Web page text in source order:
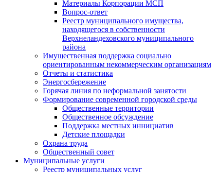
Материалы Корпорации МСП
Вопрос-ответ
Реестр муниципального имущества,
находящегося в собственности
Верхнеландеховского муниципального
района
Имущественная поддержка социально
ориентированным некоммерческим организациям
Отчеты и статистика
Энергосбережение
Горячая линия по неформальной занятости
Формирование современной городской среды
Общественные территории
Общественное обсуждение
Поддержка местных иннициатив
Детские площадки
Охрана труда
Общественный совет
Муниципальные услуги
Реестр муниципальных услуг